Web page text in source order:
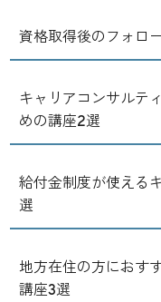
資格取得後のフォロ
キャリアコンサルテ
めの講座2選
給付金制度が使える
選
地方在住の方におす
講座3選